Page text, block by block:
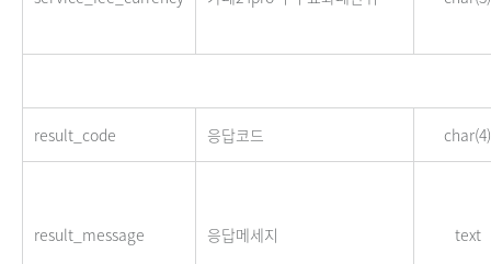
result_code 응답코드 char(4)
result_message 응답메세지 text